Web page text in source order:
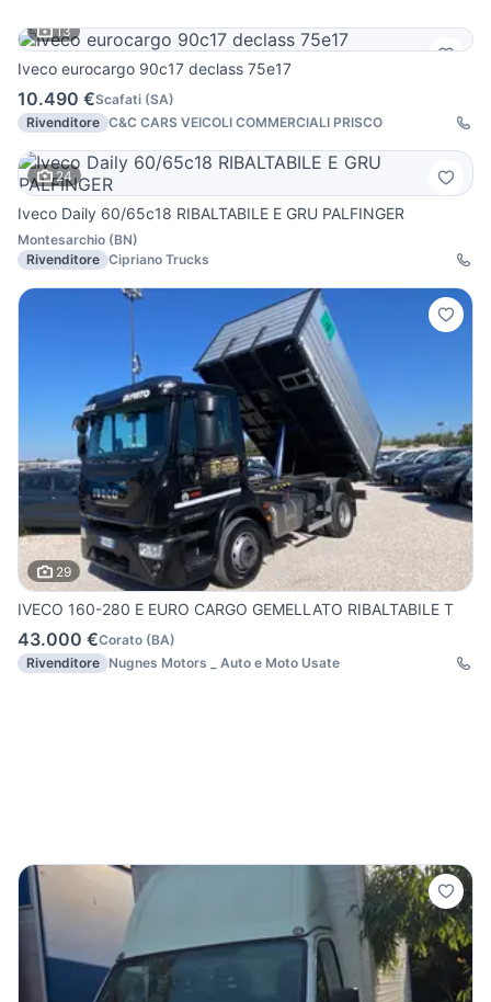
13
Iveco eurocargo 90c17 declass 75e17
10.490 €Scafati (SA)
Rivenditore C&C CARS VEICOLI COMMERCIALI PRISCO
24
Iveco Daily 60/65c18 RIBALTABILE E GRU PALFINGER
Montesarchio (BN)
Rivenditore Cipriano Trucks
29
IVECO 160-280 E EURO CARGO GEMELLATO RIBALTABILE T
43.000 €Corato (BA)
Rivenditore Nugnes Motors _ Auto e Moto Usate